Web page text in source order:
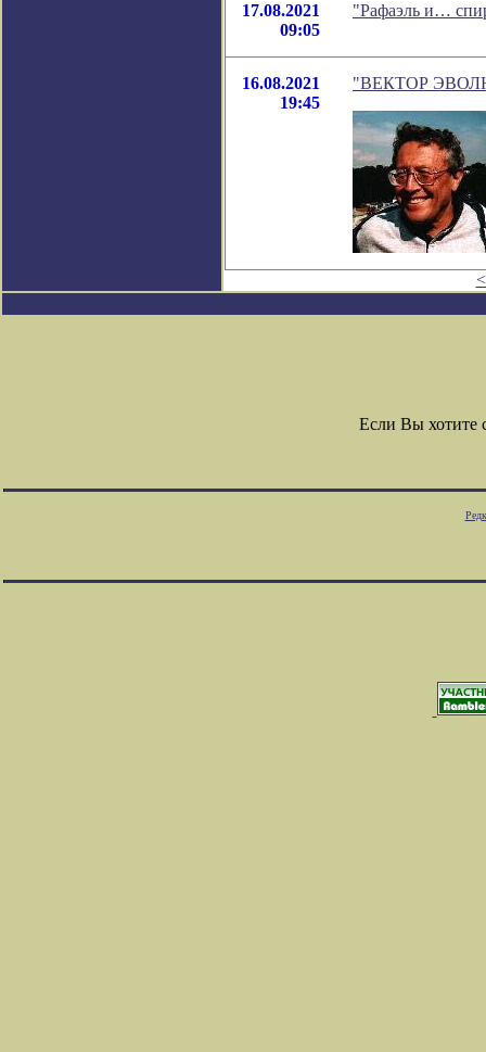
17.08.2021
09:05
"Рафаэль и…
16.08.2021
19:45
"ВЕКТОР
Если Вы хотите